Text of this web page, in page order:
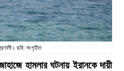
ছবি: সংগৃহীত
হামলার ঘটনায় ইরানকে দায়ী